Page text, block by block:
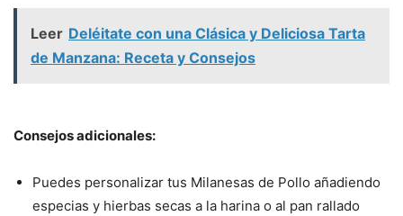
Leer Deléitate con una Clásica y Deliciosa Tarta
de Manzana: Receta y Consejos
Consejos adicionales:
Puedes personalizar tus Milanesas de Pollo añadiendo
especias y hierbas secas a la harina o al pan rallado